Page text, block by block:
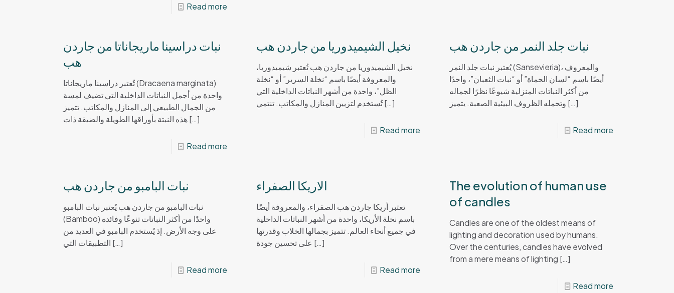
Read more
نبات دراسينا ماريجاناتا من جاردن
هب
تُعتبر دراسينا ماريجاناتا (Dracaena marginata)
واحدة من أجمل النباتات الداخلية التي تضيف لمسة
من الجمال الطبيعي إلى المنازل والمكاتب. تتميز
هذه النبتة بأوراقها الطويلة والضيقة ذات[…]
Read more
نخيل الشيميدوريا من جاردن هب
نخيل الشيميدوريا من جاردن هب تُعتبر شيميدوريا،
والمعروفة أيضًا باسم “نخلة السرير” أو “نخلة
الظل”، واحدة من أشهر النباتات الداخلية التي
تُستخدم لتزيين المنازل والمكاتب. تنتمي[…]
Read more
نبات جلد النمر من جاردن هب
يُعتبر نبات جلد النمر (Sansevieria)، والمعروف
أيضًا باسم “لسان الحماة” أو “نبات الثعبان”، واحدًا
من أكثر النباتات المنزلية شيوعًا نظرًا لجماله
وتحمله الظروف البيئية الصعبة. يتميز […]
Read more
نبات البامبو من جاردن هب
نبات البامبو من جاردن هب يُعتبر نبات البامبو
(Bamboo) واحدًا من أكثر النباتات تنوعًا وفائدة
على وجه الأرض. إذ يُستخدم البامبو في العديد من
التطبيقات التي […]
Read more
الاريكا الصفراء
تعتبر أريكا جاردن هب الصفراء، والمعروفة أيضًا
باسم نخلة الأريكا، واحدة من أشهر النباتات الداخلية
في جميع أنحاء العالم. تتميز بجمالها الخلاب وقدرتها
على تحسين جودة […]
Read more
The evolution of human use
of candles
Candles are one of the oldest means of
lighting and decoration used by humans.
Over the centuries, candles have evolved
from a mere means of lighting […]
Read more